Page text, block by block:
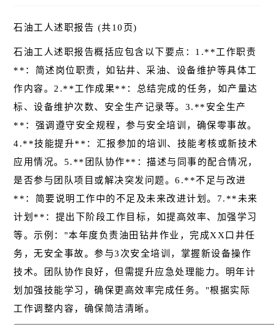
石油工人述职报告 (共10页)
石油工人述职报告概括应包含以下要点：1.**工作职责
**：简述岗位职责，如钻井、采油、设备维护等具体工
作内容。2.**工作成果**：总结完成的任务，如产量达
标、设备维护次数、安全生产记录等。3.**安全生产
**：强调遵守安全规程，参与安全培训，确保零事故。
4.**技能提升**：汇报参加的培训、技能考核或新技术
应用情况。5.**团队协作**：描述与同事的配合情况，
是否参与团队项目或解决突发问题。6.**不足与改进
**：简要说明工作中的不足及未来改进计划。7.**未来
计划**：提出下阶段工作目标，如提高效率、加强学习
等。示例："本年度负责油田钻井作业，完成XX口井任
务，无安全事故。参与3次安全培训，掌握新设备操作
技术。团队协作良好，但需提升应急处理能力。明年计
划加强技能学习，确保更高效率完成任务。"根据实际
工作调整内容，确保简洁清晰。